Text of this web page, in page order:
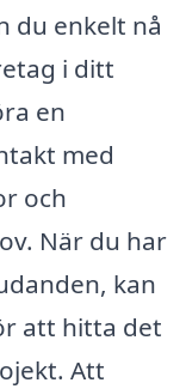
du enkelt nå
i ditt
en
med
och
När du har
kan
att hitta det
Att